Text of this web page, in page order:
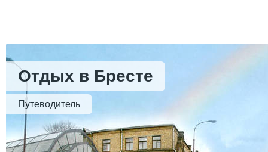
Отдых в Бресте
Путеводитель